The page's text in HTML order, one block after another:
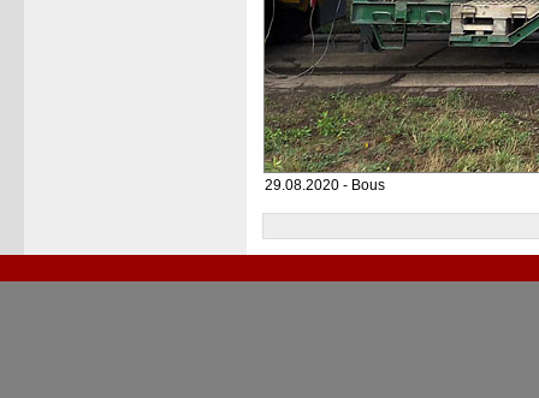
29.08.2020 - Bous